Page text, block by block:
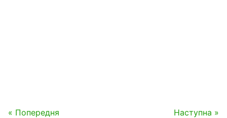
« Попередня Наступна »